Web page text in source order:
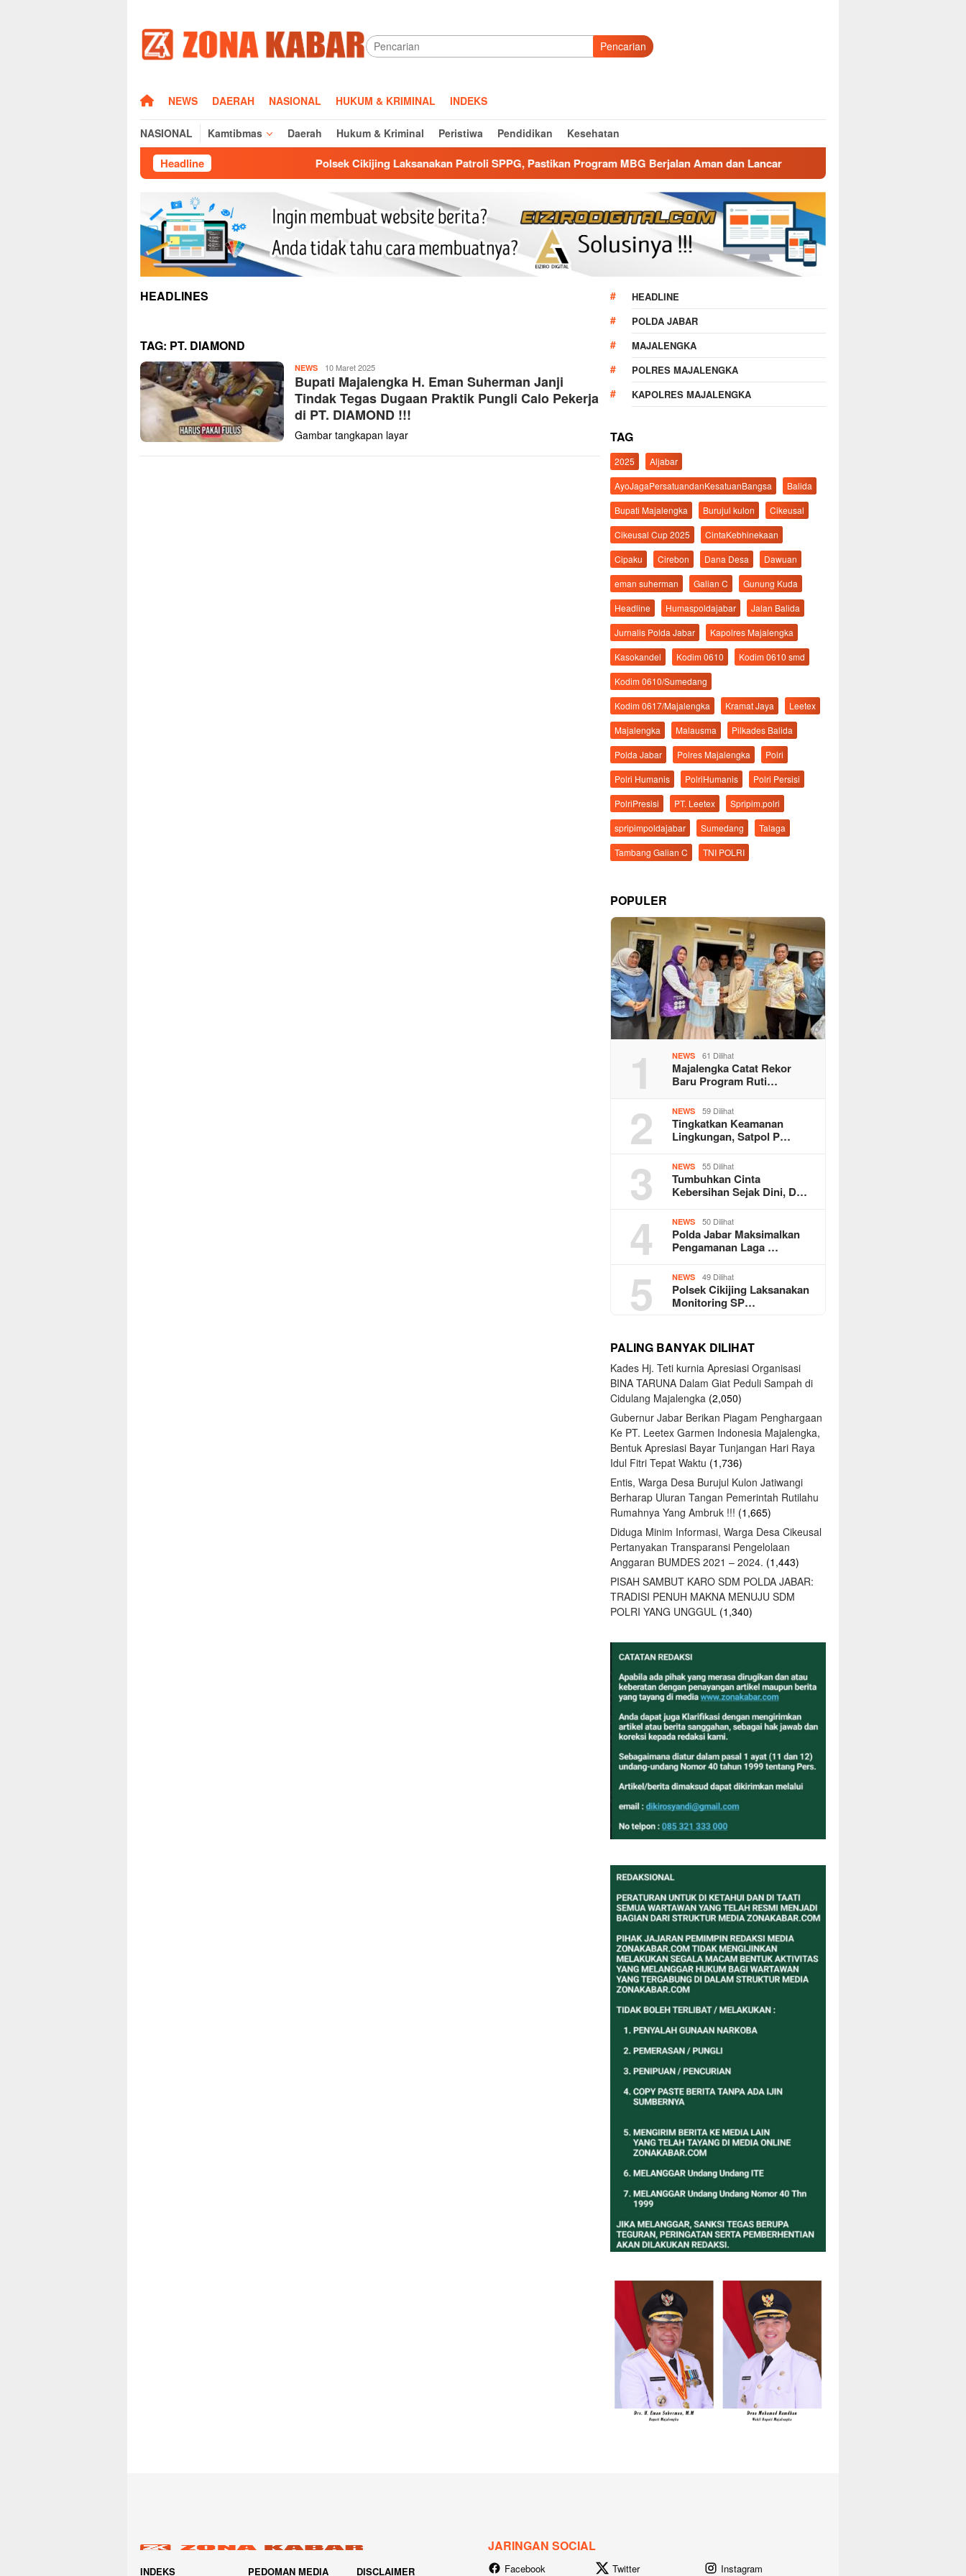
konten
Pencarian
HOMENEWS DAERAH NASIONAL HUKUM & KRIMINAL INDEKS
NASIONAL Kamtibmas Daerah Hukum & Kriminal Peristiwa Pendidikan Kesehatan
Headline Polsek Cikijing Laksanakan Patroli SPPG, Pastikan Program MBG Berjalan Aman dan Lancar Gatur Lalin Pagi Polsek Malausma, Wujud
HEADLINES
TAG: PT. DIAMOND
NEWSZona
Kabar
10 Maret 2025
Bupati Majalengka H. Eman Suherman Janji
Tindak Tegas Dugaan Praktik Pungli Calo Pekerja
di PT. DIAMOND !!!
Gambar tangkapan layar
HEADLINE
POLDA JABAR
MAJALENGKA
POLRES MAJALENGKA
KAPOLRES MAJALENGKA
TAG
2025
Aljabar
AyoJagaPersatuandanKesatuanBangsa
Balida
Bupati Majalengka
Burujul kulon
Cikeusal
Cikeusal Cup 2025
CintaKebhinekaan
Cipaku
Cirebon Dana Desa
Dawuan
eman suherman
Galian C
Gunung Kuda
Headline
Humaspoldajabar
Jalan Balida
Jurnalis Polda Jabar
Kapolres Majalengka
Kasokandel
Kodim 0610
Kodim 0610 smd
Kodim 0610/Sumedang
Kodim 0617/Majalengka
Kramat Jaya
Leetex
Majalengka
Malausma
Pilkades Balida
Polda Jabar
Polres Majalengka
Polri
Polri Humanis
PolriHumanis
Polri Persisi
PolriPresisi
PT. Leetex
Spripim.polri
spripimpoldajabar
Sumedang
Talaga
Tambang Galian C
TNI POLRI
POPULER
1 NEWS 61 Dilihat
Majalengka Catat Rekor
Baru Program Ruti…
2 NEWS 59 Dilihat
Tingkatkan Keamanan
Lingkungan, Satpol P…
3 NEWS 55 Dilihat
Tumbuhkan Cinta
Kebersihan Sejak Dini, D…
4 NEWS 50 Dilihat
Polda Jabar Maksimalkan
Pengamanan Laga …
5 NEWS 49 Dilihat
Polsek Cikijing Laksanakan
Monitoring SP…
PALING BANYAK DILIHAT
Kades Hj. Teti kurnia Apresiasi Organisasi
BINA TARUNA Dalam Giat Peduli Sampah di
Cidulang Majalengka (2,050)
Gubernur Jabar Berikan Piagam Penghargaan
Ke PT. Leetex Garmen Indonesia Majalengka,
Bentuk Apresiasi Bayar Tunjangan Hari Raya
Idul Fitri Tepat Waktu (1,736)
Entis, Warga Desa Burujul Kulon Jatiwangi
Berharap Uluran Tangan Pemerintah Rutilahu
Rumahnya Yang Ambruk !!! (1,665)
Diduga Minim Informasi, Warga Desa Cikeusal
Pertanyakan Transparansi Pengelolaan
Anggaran BUMDES 2021 – 2024. (1,443)
PISAH SAMBUT KARO SDM POLDA JABAR:
TRADISI PENUH MAKNA MENUJU SDM
POLRI YANG UNGGUL (1,340)
INDEKS PEDOMAN MEDIA DISCLAIMER
JARINGAN SOCIAL
Facebook Twitter Instagram